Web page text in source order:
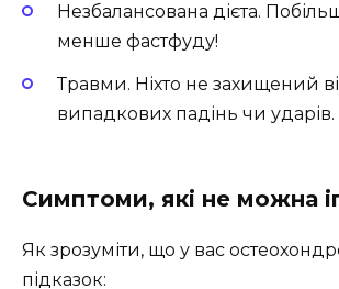
Незбалансована дієта.
менше фастфуду!
Травми. Ніхто не захищений
випадкових падінь чи ударів.
Симптоми, які не можна
Як зрозуміти, що у вас
підказок: